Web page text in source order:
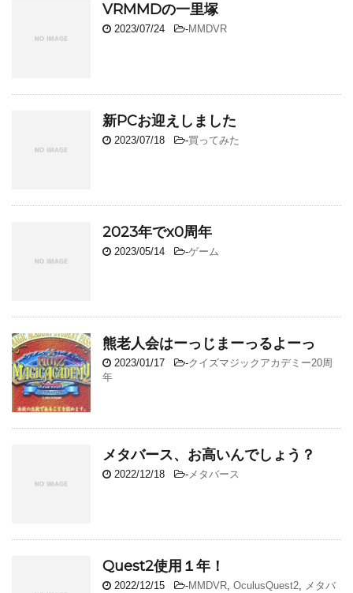
VRMMDの一里塚
2023/07/24 -MMDVR
新PCお迎えしました
2023/07/18 -買ってみた
2023年でx0周年
2023/05/14 -ゲーム
熊老人会はーっじまーっるよーっ
2023/01/17 -クイズマジックアカデミー20周
年
メタバース、お高いんでしょう？
2022/12/18 -メタバース
Quest2使用１年！
2022/12/15 -MMDVR, OculusQuest2, メタバ